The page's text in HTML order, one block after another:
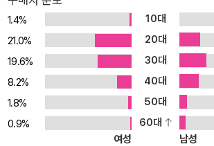
공직사회 진출이 전적으로 제한된 유대인 몫으
래서 “돈 냄새가 나는 곳에 유대인이 있다”라는
에 나치의 만행도 이와 관련 있다. 나치의 유대
대전 패망 이후 전비 처리 과정에서 유대인의
민중의 불만을 히틀러가 정치적으로 교묘히 이
류의 비극이었다. 로마법, 하나로의 회귀 오늘날 우리가 로마 역사를
외면한다면, 이것은 그저 먼 과거에 눈을 감아버
리가 세계를 이해하고 자신에 관해 생각하는 방
1.4% 10대
21.0%
20대
19.6%
30대
8.2%
40대
1.8%
50대
0.9%
60대
여성
남성